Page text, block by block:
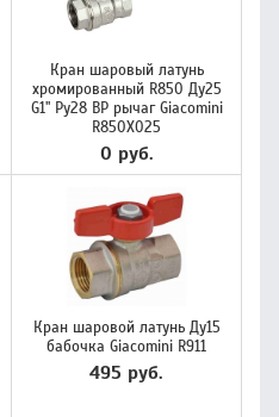
Кран шаровый латунь
хромированный R850 Ду25
G1" Ру28 ВР рычаг Giacomini
R850X025
0 руб.
Кран шаровой латунь Ду15
бабочка Giacomini R911
495 руб.